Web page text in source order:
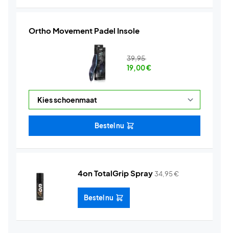
Ortho Movement Padel Insole
39,95
19,00€
Bestel nu
4on TotalGrip Spray 34,95€
Bestel nu